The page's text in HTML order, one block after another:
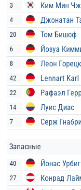
3 Ким Мин
4 Джонатан
20 Том Бишоф
6 Йозуа
8 Леон
42 Lennart Karl
22 Рафаэл
14 Луис Диас
7 Серж Гнабри
Запасные
40 Йонас Урбиг
27 Конрад